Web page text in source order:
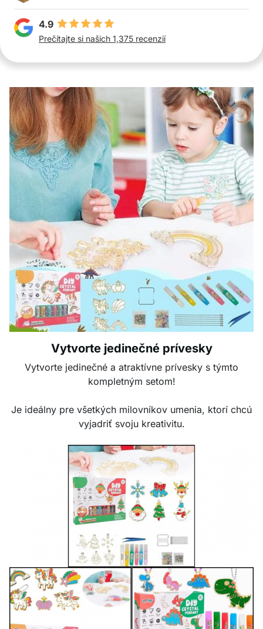
4.9
Prečítajte si našich 1,375 recenzií
Vytvorte jedinečné prívesky
Vytvorte jedinečné a atraktívne prívesky s týmto
kompletným setom!
Je ideálny pre všetkých milovníkov umenia, ktorí chcú
vyjadriť svoju kreativitu.